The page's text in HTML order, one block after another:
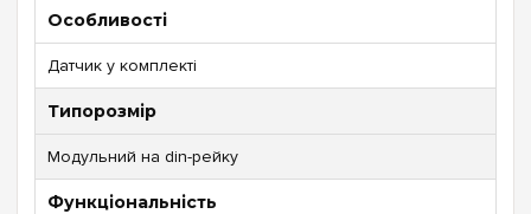
Особливості
Датчик у комплекті
Типорозмір
Модульний на din-рейку
Функціональність